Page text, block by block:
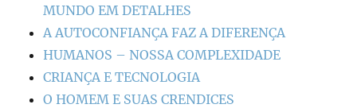
MUNDO EM DETALHES
A AUTOCONFIANÇA FAZ A DIFERENÇA
HUMANOS – NOSSA COMPLEXIDADE
CRIANÇA E TECNOLOGIA
O HOMEM E SUAS CRENDICES